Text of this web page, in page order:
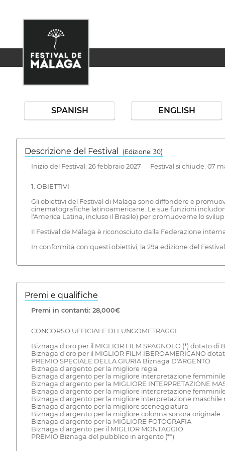
SPANISH ENGLISH
Descrizione del Festival
( Edizione: 30)
Inizio del Festival: 26 febbraio 2027 Festival si chiude: 07
1. OBIETTIVI
Gli obiettivi del Festival di Malaga sono diffondere e
cinematografiche latinoamericane. Le sue funzioni
l'America Latina, incluso il Brasile) per promuoverne lo
Il Festival de Málaga è riconosciuto dalla Federazione
In conformità con questi obiettivi, la 29a edizione del
Premi e qualifiche
Premi in contanti: 28,000€
CONCORSO UFFICIALE DI LUNGOMETRAGGI
Biznaga d'oro per il MIGLIOR FILM SPAGNOLO (*) dotato di
Biznaga d'oro per il MIGLIOR FILM IBEROAMERICANO
PREMIO SPECIALE DELLA GIURIA Biznaga D'ARGENTO
Biznaga d'argento per la migliore regia
Biznaga d'argento per la migliore interpretazione
Biznaga d'argento per la MIGLIORE INTERPRETAZIONE
Biznaga d'argento per la migliore interpretazione
Biznaga d'argento per la migliore interpretazione maschile
Biznaga d'argento per la migliore sceneggiatura
Biznaga d'argento per la migliore colonna sonora originale
Biznaga d'argento per la MIGLIORE FOTOGRAFIA
Biznaga d'argento per il MIGLIOR MONTAGGIO
PREMIO Biznaga del pubblico in argento (**)